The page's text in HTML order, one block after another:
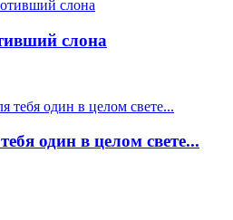
слона
один в целом свете...